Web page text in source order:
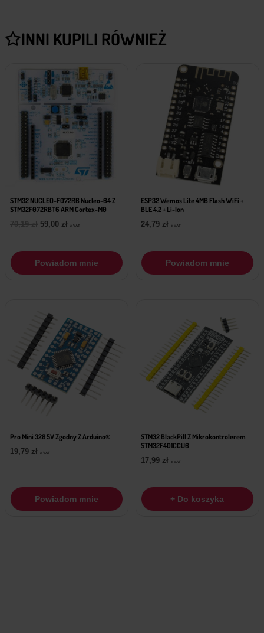
INNI KUPILI RÓWNIEŻ
STM32 NUCLEO-F072RB Nucleo-64 Z
STM32F072RBT6 ARM Cortex-M0
70,19zł Pierwotna
70,19 zł.
59,00 zł Aktualna
59,00 zł.
z VAT
Powiadom mnie
ESP32 Wemos Lite 4MB Flash WiFi +
BLE 4.2 + Li-Ion
24,79 zł z VAT
Powiadom mnie
Pro Mini 328 5V Zgodny Z Arduino®
19,79 zł z VAT
Powiadom mnie
STM32 BlackPill Z Mikrokontrolerem
STM32F401CCU6
17,99 zł z VAT
+ Do koszyka